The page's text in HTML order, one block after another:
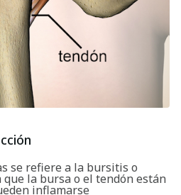
se refiere a la bursitis o
la bursa o el tendón están
inflamarse